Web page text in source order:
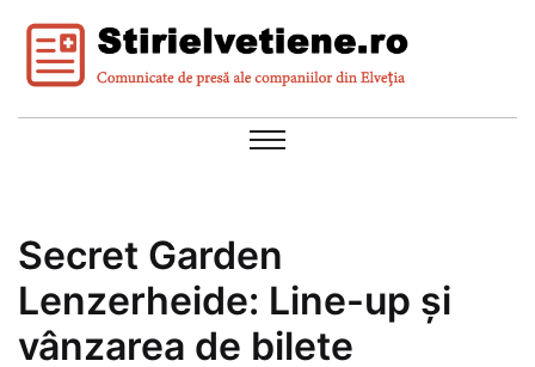
Secret Garden
Lenzerheide: Line-up și
vânzarea de bilete